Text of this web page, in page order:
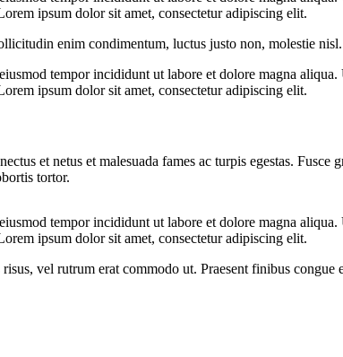
ipsum dolor sit amet, consectetur adipiscing elit.
enim condimentum, luctus justo non, molestie nisl.
tempor incididunt ut labore et dolore magna
ipsum dolor sit amet, consectetur adipiscing elit.
et netus et malesuada fames ac turpis egestas.
tortor.
tempor incididunt ut labore et dolore magna
ipsum dolor sit amet, consectetur adipiscing elit.
vel rutrum erat commodo ut. Praesent finibus congue